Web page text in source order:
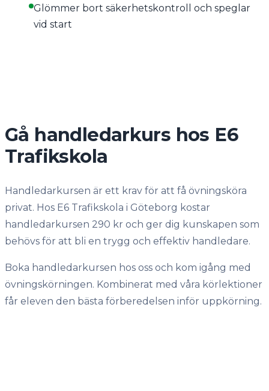
Glömmer bort säkerhetskontroll och speglar
vid start
Gå handledarkurs hos E6
Trafikskola
Handledarkursen är ett krav för att få övningsköra
privat. Hos E6 Trafikskola i Göteborg kostar
handledarkursen 290 kr och ger dig kunskapen som
behövs för att bli en trygg och effektiv handledare.
Boka handledarkursen hos oss och kom igång med
övningskörningen. Kombinerat med våra körlektioner
får eleven den bästa förberedelsen inför uppkörning.